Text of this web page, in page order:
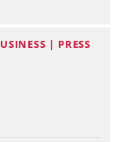
| PRESS